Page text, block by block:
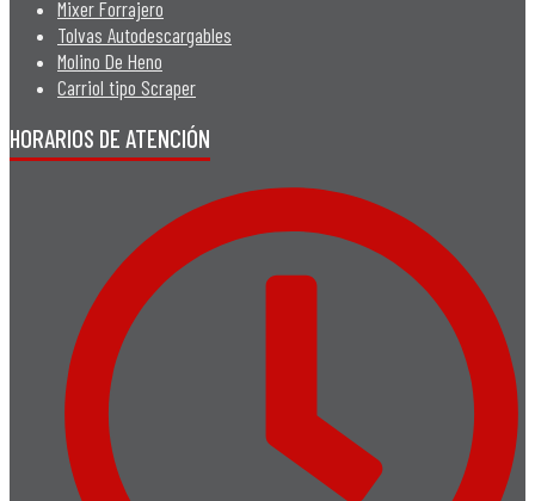
Mixer Forrajero
Tolvas Autodescargables
Molino De Heno
Carriol tipo Scraper
HORARIOS DE ATENCIÓN